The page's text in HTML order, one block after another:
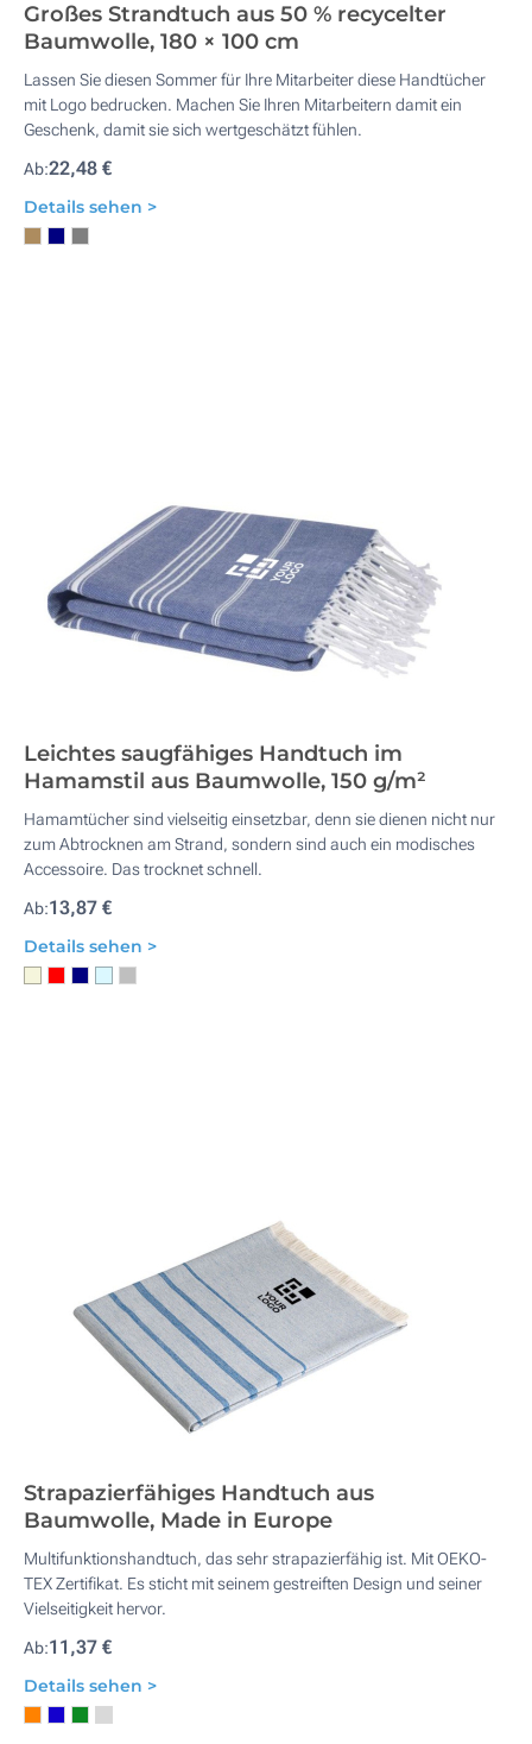
Großes Strandtuch aus 50 % recycelter
Baumwolle, 180 × 100 cm
Lassen Sie diesen Sommer für Ihre Mitarbeiter diese Handtücher
mit Logo bedrucken. Machen Sie Ihren Mitarbeitern damit ein
Geschenk, damit sie sich wertgeschätzt fühlen.
Ab:22,48 €
Details sehen >
Leichtes saugfähiges Handtuch im
Hamamstil aus Baumwolle, 150 g/m²
Hamamtücher sind vielseitig einsetzbar, denn sie dienen nicht nur
zum Abtrocknen am Strand, sondern sind auch ein modisches
Accessoire. Das trocknet schnell.
Ab:13,87 €
Details sehen >
Strapazierfähiges Handtuch aus
Baumwolle, Made in Europe
Multifunktionshandtuch, das sehr strapazierfähig ist. Mit OEKO-
TEX Zertifikat. Es sticht mit seinem gestreiften Design und seiner
Vielseitigkeit hervor.
Ab:11,37 €
Details sehen >